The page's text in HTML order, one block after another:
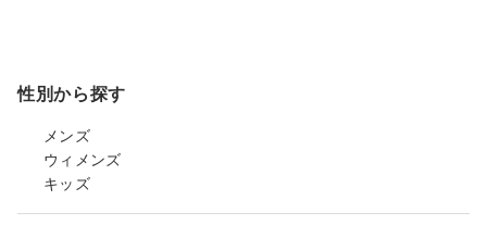
性別から探す
メンズ
ウィメンズ
キッズ